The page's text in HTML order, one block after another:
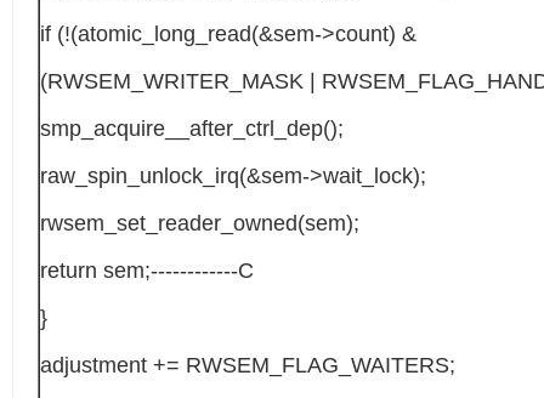
if (!(atomic_long_read(&sem->count) &
(RWSEM_WRITER_MASK |
smp_acquire__after_ctrl_dep();
raw_spin_unlock_irq(&sem->wait_lock);
rwsem_set_reader_owned(sem);
return sem;------------C
}
adjustment += RWSEM_FLAG_WAITERS;